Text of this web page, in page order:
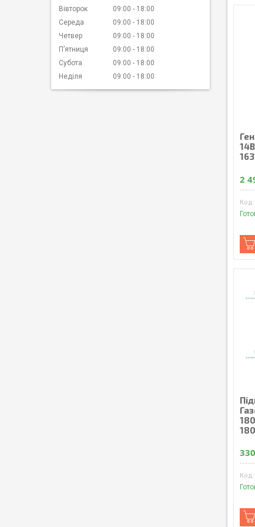
2
Вівторок
09:00
18:00
Середа
09:00
18:00
Четвер
09:00
18:00
Пʼятниця
09:00
18:00
Субота
09:00
18:00
Неділя
09:00 18:00